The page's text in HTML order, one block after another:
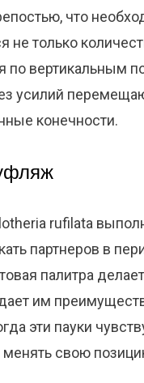
что
не только
по вертикальным
усилий
конечности.
rufilata
партнеров в
палитра
им
эти пауки
свою